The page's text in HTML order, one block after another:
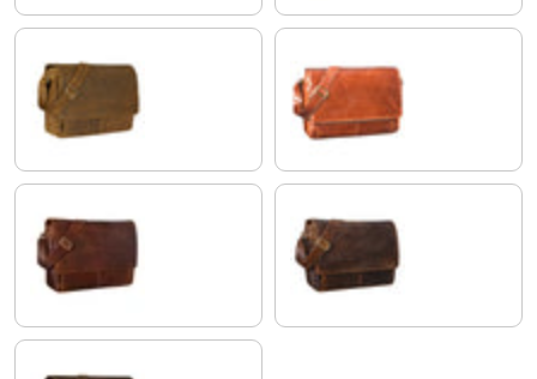
dijon - brązowy lśniący koniakowy brąz
florida - brązowy kansas - brązowy